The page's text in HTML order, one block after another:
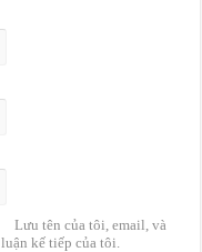
Lưu tên của tôi, email, và
kế tiếp của tôi.